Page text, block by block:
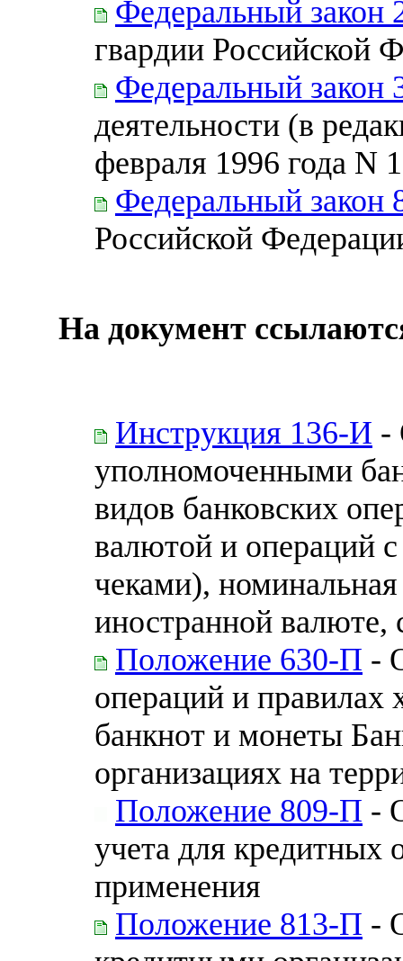
Федеральный закон
гвардии Российской
Федеральный закон
деятельности (в
февраля 1996 года N
Федеральный закон
Российской
На документ
Инструкция 136-И -
уполномоченными
видов банковских
валютой и операций
чеками),
иностранной валюте,
Положение 630-П -
операций и правилах
банкнот и монеты
организациях на
Положение 809-П -
учета для кредитных
применения
Положение 813-П -